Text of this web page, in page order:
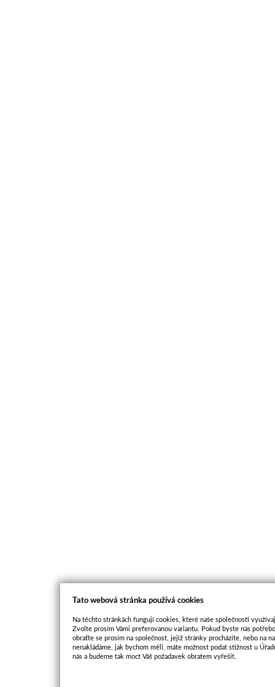
Tato webová stránka používá cookies
Na těchto stránkách fungují cookies, které naše společnosti
Zvolte prosím Vámi preferovanou variantu. Pokud byste nás
obraťte se prosím na společnost, jejíž stránky procházíte, nebo na
nenakládáme, jak bychom měli, máte možnost podat stížnost u
nás a budeme tak moct Váš požadavek obratem vyřešit.